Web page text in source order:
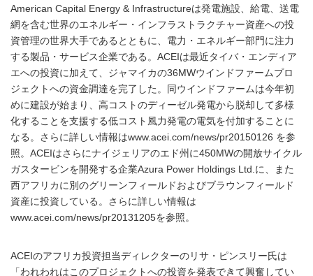
American Capital Energy & Infrastructureは発電施設、給電、送電
網を含む世界のエネルギー・インフラストラクチャー資産への投
資管理の世界大手であるとともに、電力・エネルギー部門に注力
する製品・サービス企業である。ACEIは最近タイバ・エンディア
エへの投資に加えて、ジャマイカの36MWウインドファームプロ
ジェクトへの資金調達を完了した。同ウインドファームは今年初
めに建設が始まり、高コストのディーゼル発電から脱却して多様
化することを支援する低コスト風力発電の電気を付加することに
なる。さらに詳しい情報はwww.acei.com/news/pr20150126 を参
照。ACEIはさらにナイジェリアのエド州に450MWの開放サイクル
ガスタービンを開発する企業Azura Power Holdings Ltd.に、また
西アフリカに別のグリーンフィールドおよびブラウンフィールド
資産に投資している。さらに詳しい情報は
www.acei.com/news/pr20131205を参照。
ACEIのアフリカ投資担当ディレクターのリサ・ピンスリー氏は
「われわれはこのプロジェクトへの投資を発表できて興奮してい